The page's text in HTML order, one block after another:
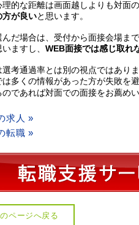
理的な距離は画面越しよりも対面
方が良いと思います。
んだ場合は、受付から面接会場ま
ますし、 WEB面接では感じ取れ
選考通過率とは別の視点ではあり
は多くの情報があった方が失敗を
であれば対面での面接をお薦めい
求人 »
転職 »
ページへ戻る